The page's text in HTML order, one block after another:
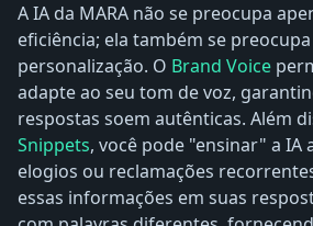
A IA da MARA não se preocupa
eficiência; ela também se
personalização. O Brand Voice
adapte ao seu tom de voz,
respostas soem autênticas. Além
Snippets, você pode "ensinar" a IA
elogios ou reclamações
essas informações em suas